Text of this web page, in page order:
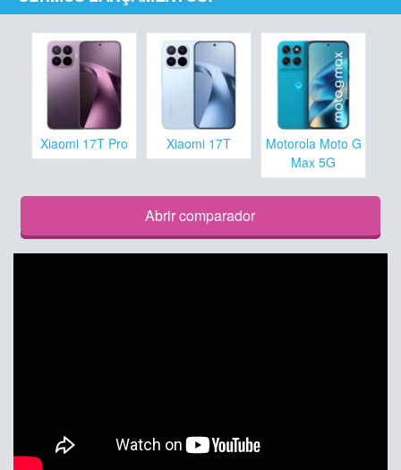
Xiaomi 17T Pro Xiaomi 17T
Motorola Moto G
Max 5G
Abrir comparador